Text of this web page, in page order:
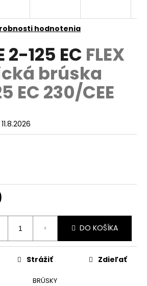
hodnotenia
2-125 EC FLEX
brúska
EC 230/CEE
11.8.2026
DO KOŠÍKA
BRÚSKY
Strážiť Zdieľať